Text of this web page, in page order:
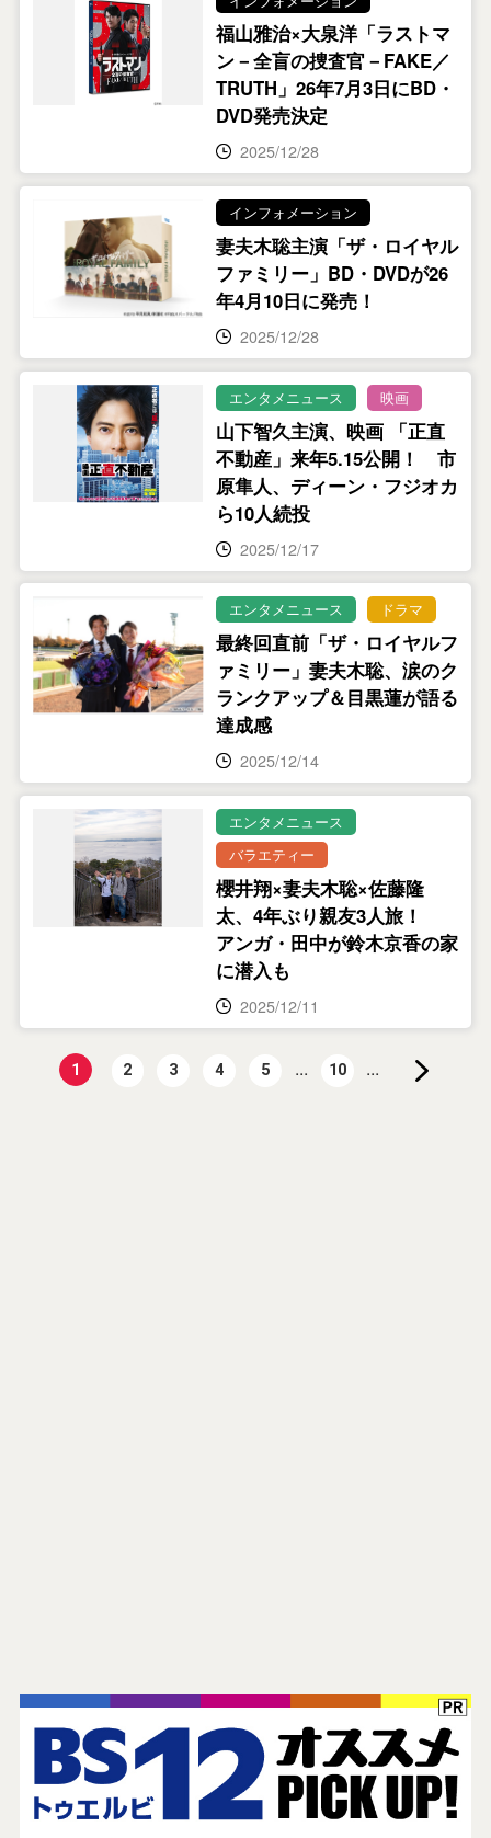
福山雅治×大泉洋「ラストマ
ン－全盲の捜査官－FAKE／
TRUTH」26年7月3日にBD・
DVD発売決定
2025/12/28
インフォメーション
妻夫木聡主演「ザ・ロイヤル
ファミリー」BD・DVDが26
年4月10日に発売！
2025/12/28
エンタメニュース 映画
山下智久主演、映画 「正直
不動産」来年5.15公開！ 市
原隼人、ディーン・フジオカ
ら10人続投
2025/12/17
エンタメニュース ドラマ
最終回直前「ザ・ロイヤルフ
ァミリー」妻夫木聡、涙のク
ランクアップ＆目黒蓮が語る
達成感
2025/12/14
エンタメニュース
バラエティー
櫻井翔×妻夫木聡×佐藤隆
太、4年ぶり親友3人旅！
アンガ・田中が鈴木京香の家
に潜入も
2025/12/11
1 2 3 4 5 ... 10 ...